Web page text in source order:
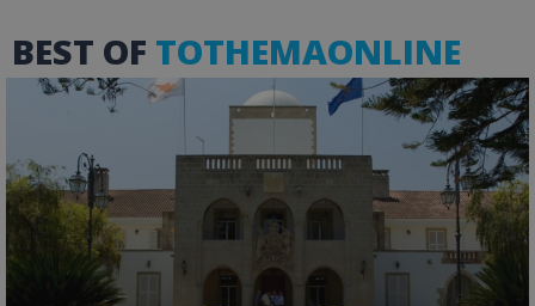
BEST OF TOTHEMAONLINE
VISITOR_PRIVACY_METADATA
YouTube
.youtube.com